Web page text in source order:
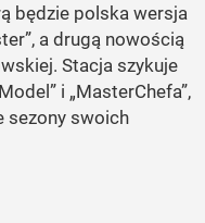
będzie polska wersja
a drugą nowością
Stacja szykuje
i „MasterChefa”,
sezony swoich